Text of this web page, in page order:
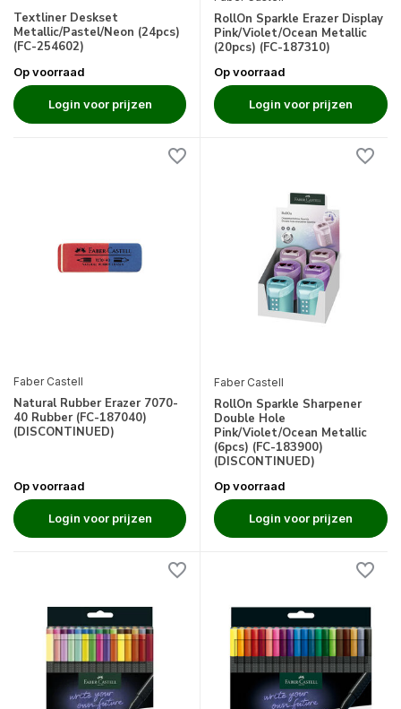
Textliner Deskset
Metallic/Pastel/Neon (24pcs)
(FC-254602)
Op voorraad
Login voor prijzen
RollOn Sparkle Erazer Display
Pink/Violet/Ocean Metallic
(20pcs) (FC-187310)
Op voorraad
Login voor prijzen
Faber Castell
Natural Rubber Erazer 7070-
40 Rubber (FC-187040)
(DISCONTINUED)
Op voorraad
Login voor prijzen
Faber Castell
RollOn Sparkle Sharpener
Double Hole
Pink/Violet/Ocean Metallic
(6pcs) (FC-183900)
(DISCONTINUED)
Op voorraad
Login voor prijzen